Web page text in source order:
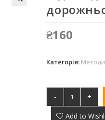
₴160
Категорія:
- +
Add to